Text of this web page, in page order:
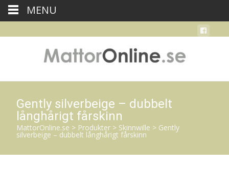
Gently silverbeige – dubbelt
långhårigt fårskinn
MattorOnline.se > Produkter > Skinnwille > Gently
silverbeige – dubbelt långhårigt fårskinn
MENU